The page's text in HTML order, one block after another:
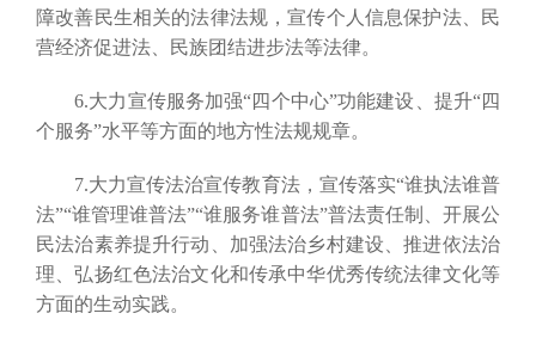
障改善民生相关的法律法规，宣传个人信息保护法、民
营经济促进法、民族团结进步法等法律。
6.大力宣传服务加强“四个中心”功能建设、提升“四
个服务”水平等方面的地方性法规规章。
7.大力宣传法治宣传教育法，宣传落实“谁执法谁普
法”“谁管理谁普法”“谁服务谁普法”普法责任制、开展公
民法治素养提升行动、加强法治乡村建设、推进依法治
理、弘扬红色法治文化和传承中华优秀传统法律文化等
方面的生动实践。